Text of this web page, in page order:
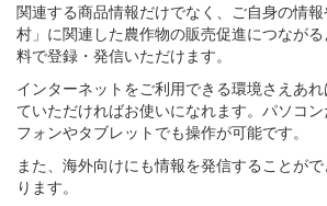
関連する商品情報だけでなく、ご自身の情報
村」に関連した農作物の販売促進につなが
料で登録・発信いただけます。
インターネットをご利用できる環境さえあ
ていただければお使いになれます。パソコ
フォンやタブレットでも操作が可能です。
また、海外向けにも情報を発信することが
ります。